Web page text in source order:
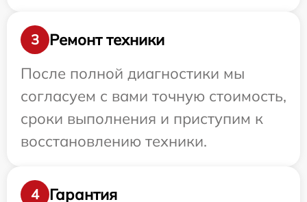
3
Ремонт техники
После полной диагностики мы
согласуем с вами точную стоимость,
сроки выполнения и приступим к
восстановлению техники.
4 Гарантия